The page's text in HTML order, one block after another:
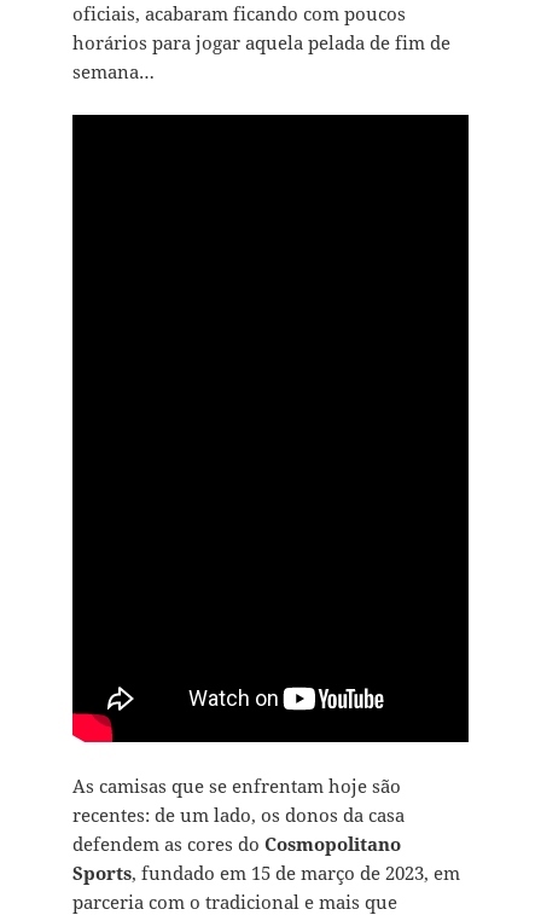
oficiais, acabaram ficando com poucos
horários para jogar aquela pelada de fim de
semana…
As camisas que se enfrentam hoje são
recentes: de um lado, os donos da casa
defendem as cores do Cosmopolitano
Sports, fundado em 15 de março de 2023, em
parceria com o tradicional e mais que